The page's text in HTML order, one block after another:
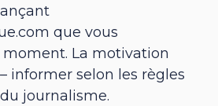
que vous
La motivation
informer selon les règles
journalisme.